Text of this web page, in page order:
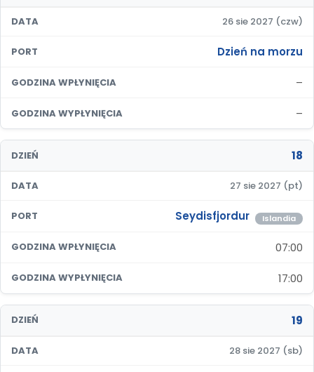
DATA 26 sie 2027 (czw)
PORT Dzień na morzu
GODZINA WPŁYNIĘCIA –
GODZINA WYPŁYNIĘCIA –
DZIEŃ 18
DATA 27 sie 2027 (pt)
PORT Seydisfjordur Islandia
GODZINA WPŁYNIĘCIA 07:00
GODZINA WYPŁYNIĘCIA 17:00
DZIEŃ 19
DATA 28 sie 2027 (sb)